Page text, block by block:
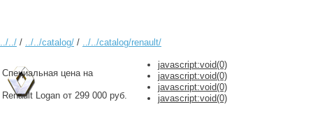
../../ / ../../catalog/ / ../../catalog/renault/
Специальная цена на
Renault Logan от 299 000 руб.
javascript:void(0)
javascript:void(0)
javascript:void(0)
javascript:void(0)